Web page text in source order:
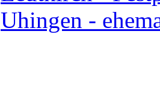
Uhingen -